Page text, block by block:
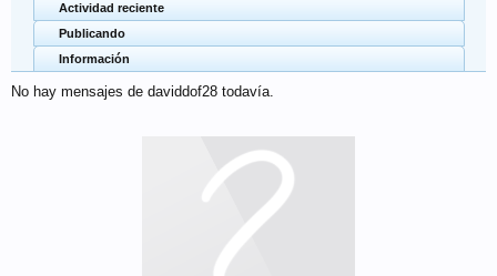
Actividad reciente
Publicando
Información
No hay mensajes de daviddof28 todavía.